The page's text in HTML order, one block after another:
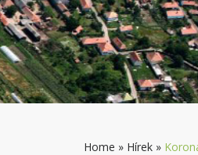
Home » Hírek »